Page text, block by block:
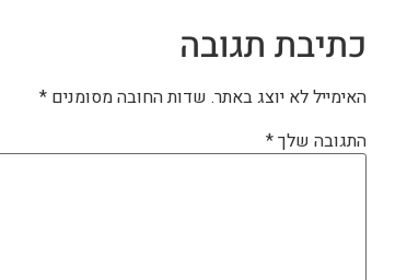
כתיבת תגובה
האימייל לא יוצג באתר. שדות החובה מסומנים *
התגובה שלך*